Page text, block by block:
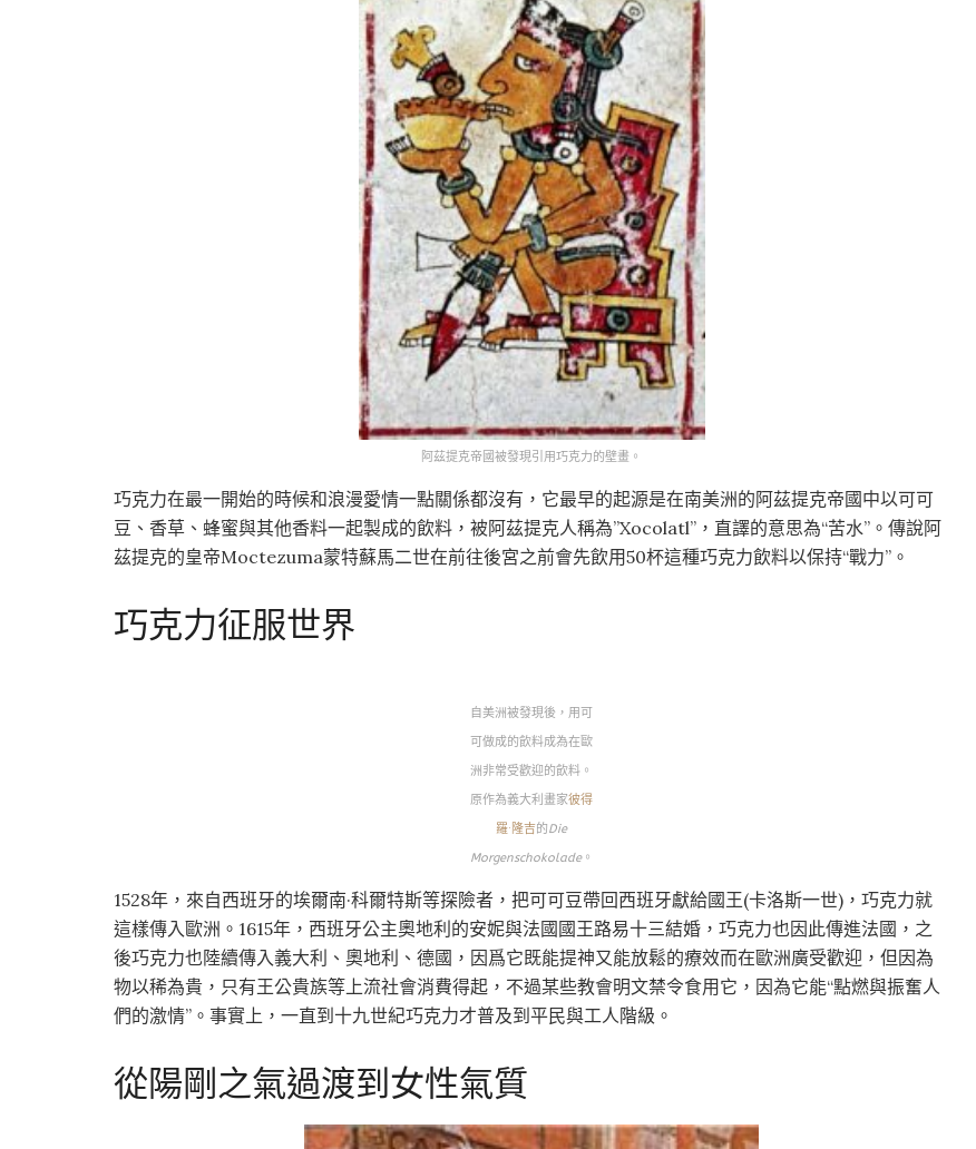
阿茲提克帝國被發現引用巧克力的壁畫。
巧克力在最一開始的時候和浪漫愛情一點關係都沒有，它最早的起源是在南美洲的阿茲提克帝國中以可可
豆、香草、蜂蜜與其他香料一起製成的飲料，被阿茲提克人稱為”Xocolatl”，直譯的意思為“苦水”。傳說阿
茲提克的皇帝Moctezuma蒙特蘇馬二世在前往後宮之前會先飲用50杯這種巧克力飲料以保持“戰力”。
巧克力征服世界
自美洲被發現後，用可
可做成的飲料成為在歐
洲非常受歡迎的飲料。
原作為義大利畫家彼得
羅·隆吉的Die
Morgenschokolade。
1528年，來自西班牙的埃爾南·科爾特斯等探險者，把可可豆帶回西班牙獻給國王(卡洛斯一世)，巧克力就
這樣傳入歐洲。1615年，西班牙公主奧地利的安妮與法國國王路易十三結婚，巧克力也因此傳進法國，之
後巧克力也陸續傳入義大利、奧地利、德國，因爲它既能提神又能放鬆的療效而在歐洲廣受歡迎，但因為
物以稀為貴，只有王公貴族等上流社會消費得起，不過某些教會明文禁令食用它，因為它能“點燃與振奮人
們的激情”。事實上，一直到十九世紀巧克力才普及到平民與工人階級。
從陽剛之氣過渡到女性氣質